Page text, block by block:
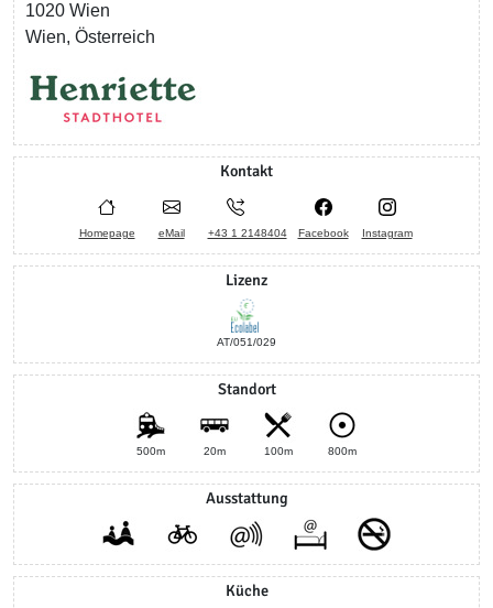
1020 Wien
Wien, Österreich
Kontakt
Homepage eMail +43 1 2148404 Facebook Instagram
Lizenz
AT/051/029
Standort
500m 20m 100m 800m
Ausstattung
Küche